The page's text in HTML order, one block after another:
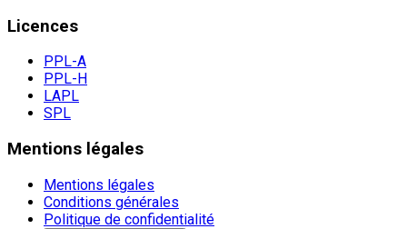
Licences
PPL-A
PPL-H
LAPL
SPL
Mentions légales
Mentions légales
Conditions générales
Politique de confidentialité